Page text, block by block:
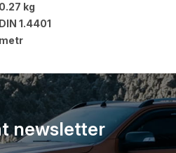
0.27 kg
DIN 1.4401
metr
newsletter